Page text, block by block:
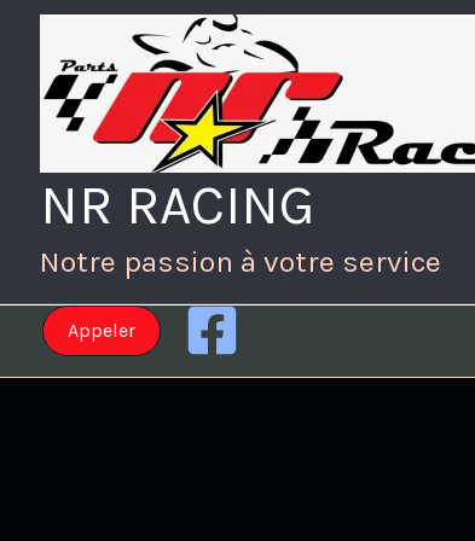
Aller
contenu
NR RACING
Notre passion à votre service
Appeler